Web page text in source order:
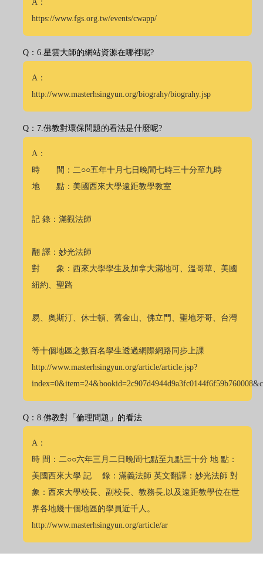
A：
https://www.fgs.org.tw/events/cwapp/
Q：6.星雲大師的網站資源在哪裡呢?
A：
http://www.masterhsingyun.org/biograhy/biograhy.jsp
Q：7.佛教對環保問題的看法是什麼呢?
A：
時 間：二○○五年十月七日晚間七時三十分至九時
地 點：美國西來大學遠距教學教室
記 錄：滿觀法師
翻 譯：妙光法師
對 象：西來大學學生及加拿大滿地可、溫哥華、美國
紐約、聖路
易、奧斯汀、休士頓、舊金山、佛立門、聖地牙哥、台灣
等十個地區之數百名學生透過網際網路同步上課
http://www.masterhsingyun.org/article/article.jsp?
Q：8.佛教對「倫理問題」的看法
A：
時 間：二○○六年三月二日晚間七點至九點三十分 地 點：
美國西來大學 記 錄：滿義法師 英文翻譯：妙光法師 對
象：西來大學校長、副校長、教務長,以及遠距教學位在世
界各地幾十個地區的學員近千人。
http://www.masterhsingyun.org/article/ar